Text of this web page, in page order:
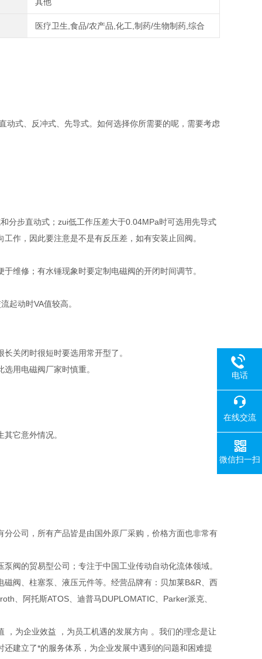
医疗卫生,食品/农产品,化工,制药/生物制药,综合
动式、反冲式、先导式。如何选择你所需要的呢，需要考虑
分步直动式；zui低工作压差大于0.04MPa时可选用先导式
作，因此要注意是不是有反压差，如有安装止回阀。
维修；有水锤现象时要定制电磁阀的开闭时间调节。
起动时VA值较高。
关闭时很短时要选用常开型了。
用电磁阀厂家时慎重。
它意外情况。
公司，所有产品皆是由国外原厂采购，价格方面也非常有
阀的贸易型公司；专注于中国工业传动自动化流体领域。
阀、柱塞泵、液压元件等。经营品牌有：贝加莱B&R、西
、阿托斯ATOS、迪普马DUPLOMATIC、Parker派克、
，为企业效益 ，为员工机遇的发展方向 。我们的理念是让
建立了*的服务体系，为企业发展中遇到的问题和困难提
电话
在线交流
微信扫一扫